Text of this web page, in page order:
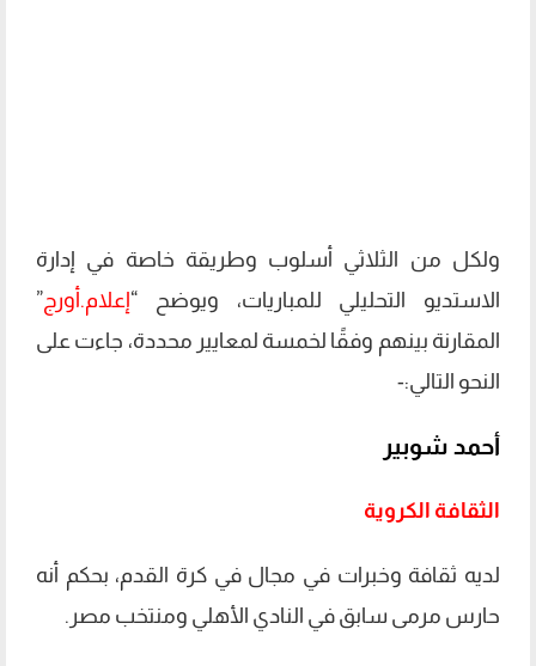
ولكل من الثلاثي أسلوب وطريقة خاصة في إدارة
الاستديو التحليلي للمباريات، ويوضح “إعلام.أورج”
المقارنة بينهم وفقًا لخمسة لمعايير محددة، جاءت على
النحو التالي:-
أحمد شوبير
الثقافة الكروية
لديه ثقافة وخبرات في مجال في كرة القدم، بحكم أنه
حارس مرمى سابق في النادي الأهلي ومنتخب مصر.